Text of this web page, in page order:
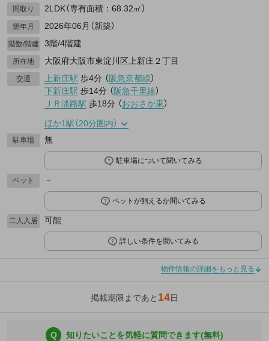
間取り 2LDK（専有面積：68.32㎡）
築年月 2026年06月（新築）
階数/階建 3階/4階建
所在地 大阪府大阪市東淀川区上新庄２丁目
交通 上新庄駅 歩4分 （阪急京都線）
下新庄駅 歩14分 （阪急千里線）
ＪＲ淡路駅 歩18分 （おおさか東）
ほか1駅（20分圏内）
駐車場 無
駐車場について聞いてみる
ペット －
ペットが飼えるか聞いてみる
二人入居 可能
詳しい条件を聞いてみる
物件情報の詳細をもっと見る
掲載期限まであと 14日
Q 知りたいことを気軽に質問できます(無料)